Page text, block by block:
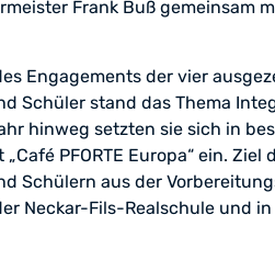
Frank Buß gemeinsam
Engagements der vier
Schüler stand das Thema
hinweg setzten sie sich in
PFORTE Europa“ ein. Ziel
Schülern aus der
Neckar-Fils-Realschule und